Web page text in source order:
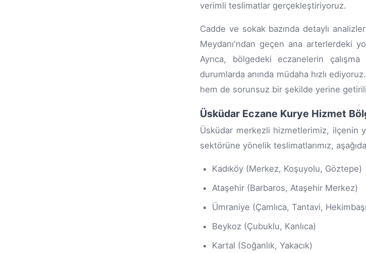
verimli teslimatlar gerçekleştiriyoruz.
Cadde ve sokak bazında detaylı
Meydanı'ndan geçen ana arterlerdeki
Ayrıca, bölgedeki eczanelerin
durumlarda anında müdaha hızlı
hem de sorunsuz bir şekilde yerine
Üsküdar Eczane Kurye Hizmet
Üsküdar merkezli hizmetlerimiz, ilçenin
sektörüne yönelik teslimatlarımız,
Kadıköy (Merkez, Koşuyolu, Göztepe)
Ataşehir (Barbaros, Ataşehir Merkez)
Ümraniye (Çamlıca, Tantavi,
Beykoz (Çubuklu, Kanlıca)
Kartal (Soğanlık, Yakacık)